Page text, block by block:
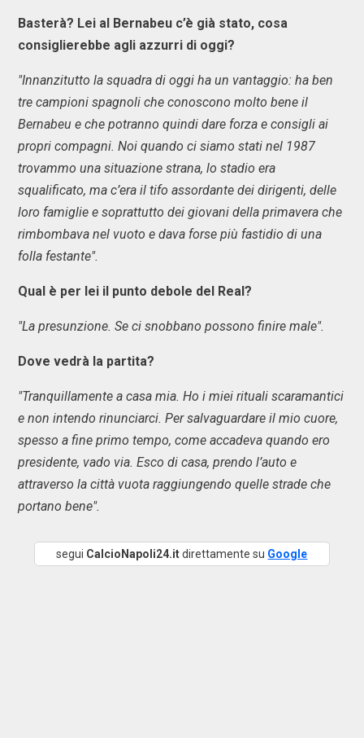
Basterà? Lei al Bernabeu c’è già stato, cosa
consiglierebbe agli azzurri di oggi?
"Innanzitutto la squadra di oggi ha un vantaggio: ha ben
tre campioni spagnoli che conoscono molto bene il
Bernabeu e che potranno quindi dare forza e consigli ai
propri compagni. Noi quando ci siamo stati nel 1987
trovammo una situazione strana, lo stadio era
squalificato, ma c’era il tifo assordante dei dirigenti, delle
loro famiglie e soprattutto dei giovani della primavera che
rimbombava nel vuoto e dava forse più fastidio di una
folla festante".
Qual è per lei il punto debole del Real?
"La presunzione. Se ci snobbano possono finire male".
Dove vedrà la partita?
"Tranquillamente a casa mia. Ho i miei rituali scaramantici
e non intendo rinunciarci. Per salvaguardare il mio cuore,
spesso a fine primo tempo, come accadeva quando ero
presidente, vado via. Esco di casa, prendo l’auto e
attraverso la città vuota raggiungendo quelle strade che
portano bene".
segui CalcioNapoli24.itdirettamente su Google